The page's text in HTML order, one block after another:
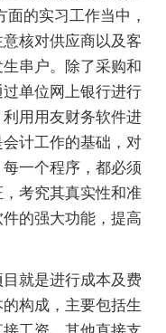
的实习工作当中，
核对供应商以及客
串户。除了采购和
单位网上银行进行
用用友财务软件进
计工作的基础，对
一个程序，都必须
考究其真实性和准
的强大功能，提高
就是进行成本及费
构成，主要包括生